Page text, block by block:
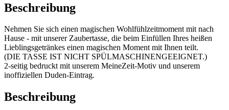
Beschreibung
Nehmen Sie sich einen magischen Wohlfühlzeitmoment mit nach
Hause - mit unserer Zaubertasse, die beim Einfüllen Ihres heißen
Lieblingsgetränkes einen magischen Moment mit Ihnen teilt.
(DIE TASSE IST NICHT SPÜLMASCHINENGEEIGNET.)
2-seitig bedruckt mit unserem MeineZeit-Motiv und unserem
inoffiziellen Duden-Eintrag.
Beschreibung